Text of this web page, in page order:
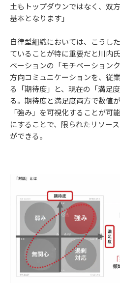
土もトップダウンではなく、双
基本となります」
自律型組織においては、こうし
ていることが特に重要だと川内
ベーションの「モチベーション
方向コミュニケーションを、従
る「期待度」と、現在の「満足
る。期待度と満足度両方で数値
「強み」を可視化することが可
にすることで、限られたリソー
ができる。